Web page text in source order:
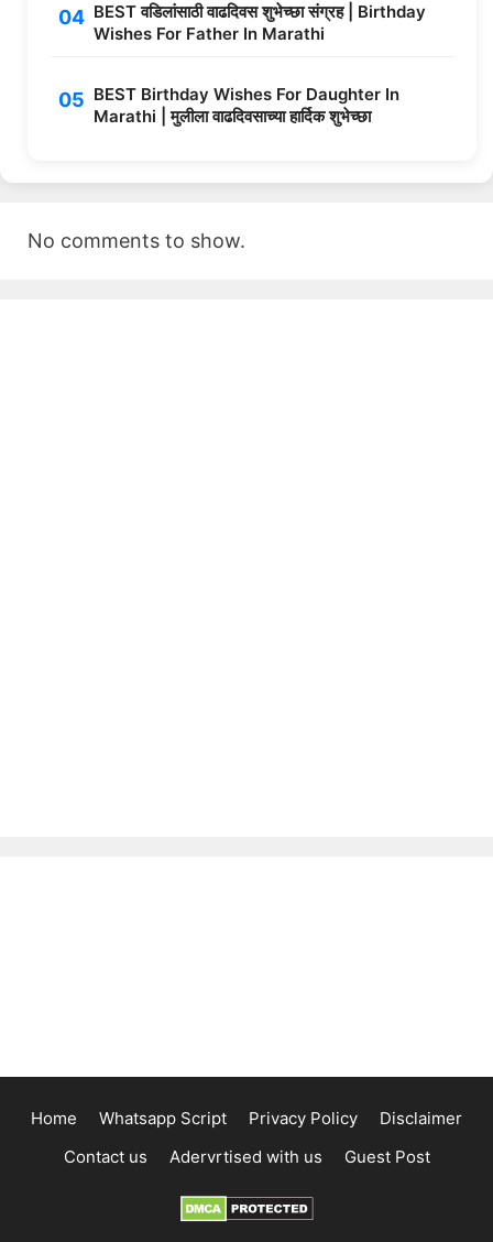
BEST वडिलांसाठी वाढदिवस शुभेच्छा संग्रह | Birthday
Wishes For Father In Marathi
BEST Birthday Wishes For Daughter In
Marathi | मुलीला वाढदिवसाच्या हार्दिक शुभेच्छा
No comments to show.
Home Whatsapp Script Privacy Policy
Disclaimer
Contact us
Adervrtised with us Guest Post